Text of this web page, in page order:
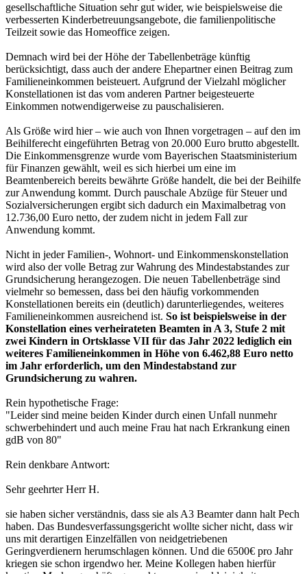
gesellschaftliche Situation sehr gut wider, wie beispielsweise die
verbesserten Kinderbetreuungsangebote, die familienpolitische
Teilzeit sowie das Homeoffice zeigen.
Demnach wird bei der Höhe der Tabellenbeträge künftig
berücksichtigt, dass auch der andere Ehepartner einen Beitrag zum
Familieneinkommen beisteuert. Aufgrund der Vielzahl möglicher
Konstellationen ist das vom anderen Partner beigesteuerte
Einkommen notwendigerweise zu pauschalisieren.
Als Größe wird hier – wie auch von Ihnen vorgetragen – auf den im
Beihilferecht eingeführten Betrag von 20.000 Euro brutto abgestellt.
Die Einkommensgrenze wurde vom Bayerischen Staatsministerium
für Finanzen gewählt, weil es sich hierbei um eine im
Beamtenbereich bereits bewährte Größe handelt, die bei der Beihilfe
zur Anwendung kommt. Durch pauschale Abzüge für Steuer und
Sozialversicherungen ergibt sich dadurch ein Maximalbetrag von
12.736,00 Euro netto, der zudem nicht in jedem Fall zur
Anwendung kommt.
Nicht in jeder Familien-, Wohnort- und Einkommenskonstellation
wird also der volle Betrag zur Wahrung des Mindestabstandes zur
Grundsicherung herangezogen. Die neuen Tabellenbeträge sind
vielmehr so bemessen, dass bei den häufig vorkommenden
Konstellationen bereits ein (deutlich) darunterliegendes, weiteres
Familieneinkommen ausreichend ist. So ist beispielsweise in der
Konstellation eines verheirateten Beamten in A 3, Stufe 2 mit
zwei Kindern in Ortsklasse VII für das Jahr 2022 lediglich ein
weiteres Familieneinkommen in Höhe von 6.462,88 Euro netto
im Jahr erforderlich, um den Mindestabstand zur
Grundsicherung zu wahren.
Rein hypothetische Frage:
"Leider sind meine beiden Kinder durch einen Unfall nunmehr
schwerbehindert und auch meine Frau hat nach Erkrankung einen
gdB von 80"
Rein denkbare Antwort:
Sehr geehrter Herr H.
sie haben sicher verständnis, dass sie als A3 Beamter dann halt Pech
haben. Das Bundesverfassungsgericht wollte sicher nicht, dass wir
uns mit derartigen Einzelfällen von neidgetriebenen
Geringverdienern herumschlagen können. Und die 6500€ pro Jahr
kriegen sie schon irgendwo her. Meine Kollegen haben hierfür